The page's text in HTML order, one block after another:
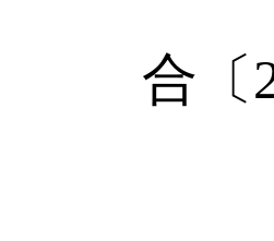
合〔
（